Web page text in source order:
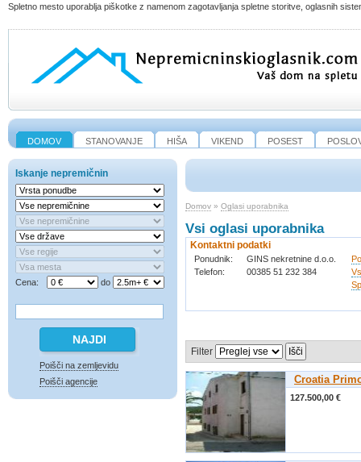
Spletno mesto uporablja piškotke z namenom zagotavljanja spletne storitve, oglasnih
DOMOV STANOVANJE HIŠA VIKEND POSEST
Iskanje nepremičnin
Cena: do
Poišči na zemljevidu
Poišči agencije
Domov » Oglasi uporabnika
Vsi oglasi uporabnika
Kontaktni podatki
Ponudnik:
GINS nekretnine d.o.o.
Telefon: 00385 51 232 384
Filter
Croatia
127.500,00 €